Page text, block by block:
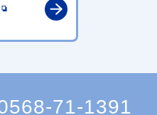
71-1391